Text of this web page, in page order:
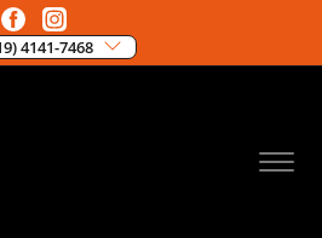
4141-7468